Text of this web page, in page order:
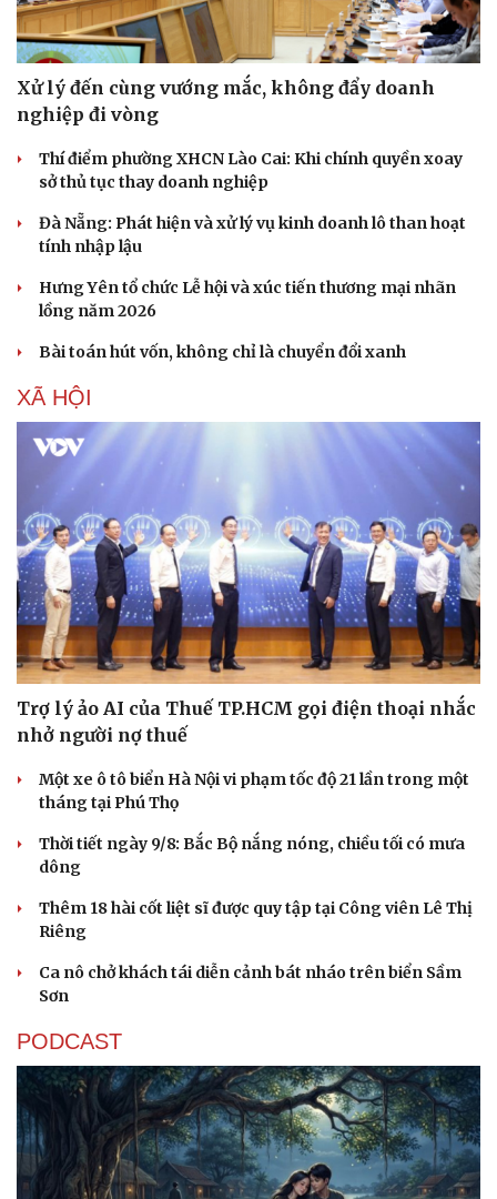
Văn hóa
Sân khấu - Điện ảnh
Văn học
Âm nhạc
Di sản
Giải trí
Nghệ sĩ
Thời trang
Sao Việt
Xử lý đến cùng vướng mắc, không đẩy doanh
nghiệp đi vòng
Thí điểm phường XHCN Lào Cai: Khi chính quyền xoay
sở thủ tục thay doanh nghiệp
Đà Nẵng: Phát hiện và xử lý vụ kinh doanh lô than hoạt
tính nhập lậu
Hưng Yên tổ chức Lễ hội và xúc tiến thương mại nhãn
lồng năm 2026
Bài toán hút vốn, không chỉ là chuyển đổi xanh
XÃ HỘI
Trợ lý ảo AI của Thuế TP.HCM gọi điện thoại nhắc
nhở người nợ thuế
Một xe ô tô biển Hà Nội vi phạm tốc độ 21 lần trong một
tháng tại Phú Thọ
Thời tiết ngày 9/8: Bắc Bộ nắng nóng, chiều tối có mưa
dông
Thêm 18 hài cốt liệt sĩ được quy tập tại Công viên Lê Thị
Riêng
Ca nô chở khách tái diễn cảnh bát nháo trên biển Sầm
Sơn
PODCAST